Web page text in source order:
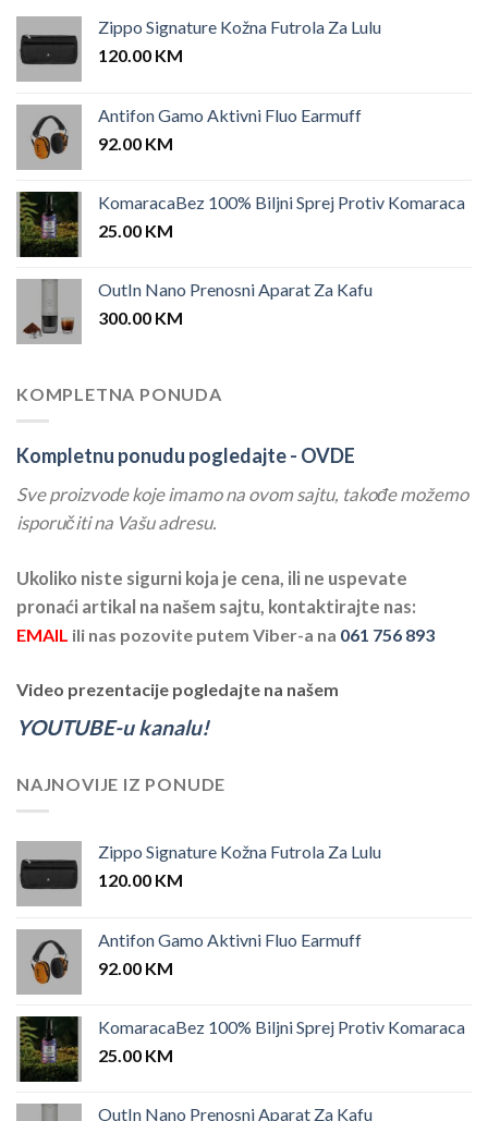
Zippo Signature Kožna Futrola Za Lulu
120.00 KM
Antifon Gamo Aktivni Fluo Earmuff
92.00 KM
KomaracaBez 100% Biljni Sprej Protiv Komaraca
25.00 KM
OutIn Nano Prenosni Aparat Za Kafu
300.00 KM
KOMPLETNA PONUDA
Kompletnu ponudu pogledajte - OVDE
Sve proizvode koje imamo na ovom sajtu, takođe možemo
isporučiti na Vašu adresu.
Ukoliko niste sigurni koja je cena, ili ne uspevate
pronaći artikal na našem sajtu, kontaktirajte nas:
EMAIL ili nas pozovite putem Viber-a na 061 756 893
Video prezentacije pogledajte na našem
YOUTUBE-u kanalu!
NAJNOVIJE IZ PONUDE
Zippo Signature Kožna Futrola Za Lulu
120.00 KM
Antifon Gamo Aktivni Fluo Earmuff
92.00 KM
KomaracaBez 100% Biljni Sprej Protiv Komaraca
25.00 KM
OutIn Nano Prenosni Aparat Za Kafu